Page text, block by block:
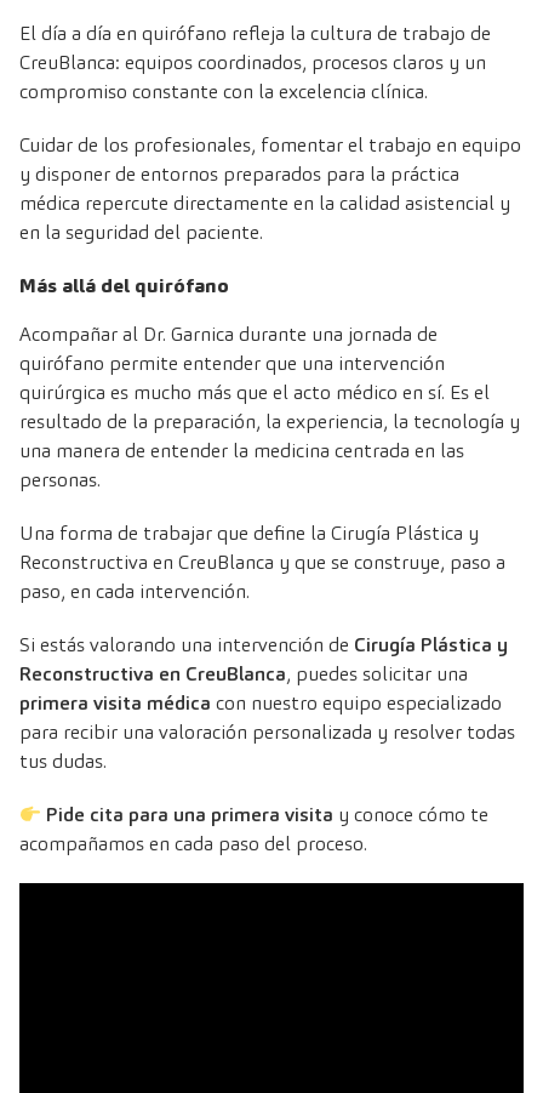
El día a día en quirófano refleja la cultura de trabajo de
CreuBlanca: equipos coordinados, procesos claros y un
compromiso constante con la excelencia clínica.
Cuidar de los profesionales, fomentar el trabajo en equipo
y disponer de entornos preparados para la práctica
médica repercute directamente en la calidad asistencial y
en la seguridad del paciente.
Más allá del quirófano
Acompañar al Dr. Garnica durante una jornada de
quirófano permite entender que una intervención
quirúrgica es mucho más que el acto médico en sí. Es el
resultado de la preparación, la experiencia, la tecnología y
una manera de entender la medicina centrada en las
personas.
Una forma de trabajar que define la Cirugía Plástica y
Reconstructiva en CreuBlanca y que se construye, paso a
paso, en cada intervención.
Si estás valorando una intervención de Cirugía Plástica y
Reconstructiva en CreuBlanca, puedes solicitar una
primera visita médica con nuestro equipo especializado
para recibir una valoración personalizada y resolver todas
tus dudas.
Pide cita para una primera visita y conoce cómo te
acompañamos en cada paso del proceso.